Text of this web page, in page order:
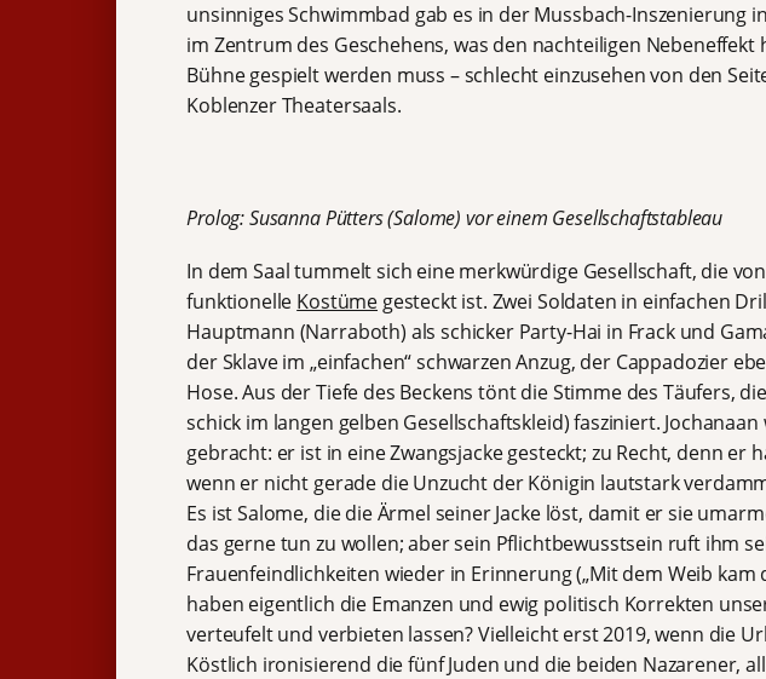
unsinniges Schwimmbad gab es in der Mussbach-Inszenierung
im Zentrum des Geschehens, was den nachteiligen Nebeneffekt
Bühne gespielt werden muss – schlecht einzusehen von den
Koblenzer Theatersaals.
Prolog: Susanna Pütters (Salome) vor einem Gesellschaftstableau
In dem Saal tummelt sich eine merkwürdige Gesellschaft, die von
funktionelle Kostüme gesteckt ist. Zwei Soldaten in einfachen
Hauptmann (Narraboth) als schicker Party-Hai in Frack und
der Sklave im „einfachen“ schwarzen Anzug, der Cappadozier
Hose. Aus der Tiefe des Beckens tönt die Stimme des Täufers,
schick im langen gelben Gesellschaftskleid) fasziniert.
gebracht: er ist in eine Zwangsjacke gesteckt; zu Recht, denn er
wenn er nicht gerade die Unzucht der Königin lautstark
Es ist Salome, die die Ärmel seiner Jacke löst, damit er sie
das gerne tun zu wollen; aber sein Pflichtbewusstsein ruft ihm
Frauenfeindlichkeiten wieder in Erinnerung („Mit dem Weib kam
haben eigentlich die Emanzen und ewig politisch Korrekten
verteufelt und verbieten lassen? Vielleicht erst 2019, wenn die
Köstlich ironisierend die fünf Juden und die beiden Nazarener,